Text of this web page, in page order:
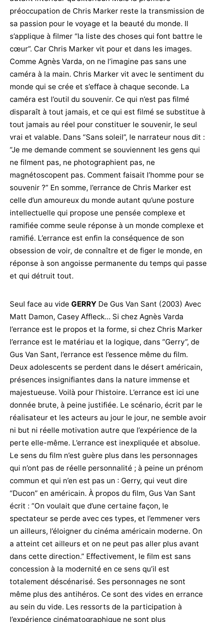
préoccupation de Chris Marker reste la transmission de
sa passion pour le voyage et la beauté du monde. Il
s’applique à filmer “la liste des choses qui font battre le
cœur”. Car Chris Marker vit pour et dans les images.
Comme Agnès Varda, on ne l’imagine pas sans une
caméra à la main. Chris Marker vit avec le sentiment du
monde qui se crée et s’efface à chaque seconde. La
caméra est l’outil du souvenir. Ce qui n’est pas filmé
disparaît à tout jamais, et ce qui est filmé se substitue à
tout jamais au réel pour constituer le souvenir, le seul
vrai et valable. Dans “Sans soleil”, le narrateur nous dit :
“Je me demande comment se souviennent les gens qui
ne filment pas, ne photographient pas, ne
magnétoscopent pas. Comment faisait l’homme pour se
souvenir ?” En somme, l’errance de Chris Marker est
celle d’un amoureux du monde autant qu’une posture
intellectuelle qui propose une pensée complexe et
ramifiée comme seule réponse à un monde complexe et
ramifié. L’errance est enfin la conséquence de son
obsession de voir, de connaître et de figer le monde, en
réponse à son angoisse permanente du temps qui passe
et qui détruit tout.
Seul face au vide GERRY De Gus Van Sant (2003) Avec
Matt Damon, Casey Affleck… Si chez Agnès Varda
l’errance est le propos et la forme, si chez Chris Marker
l’errance est le matériau et la logique, dans “Gerry”, de
Gus Van Sant, l’errance est l’essence même du film.
Deux adolescents se perdent dans le désert américain,
présences insignifiantes dans la nature immense et
majestueuse. Voilà pour l’histoire. L’errance est ici une
donnée brute, à peine justifiée. Le scénario, écrit par le
réalisateur et les acteurs au jour le jour, ne semble avoir
ni but ni réelle motivation autre que l’expérience de la
perte elle-même. L’errance est inexpliquée et absolue.
Le sens du film n’est guère plus dans les personnages
qui n’ont pas de réelle personnalité ; à peine un prénom
commun et qui n’en est pas un : Gerry, qui veut dire
“Ducon” en américain. À propos du film, Gus Van Sant
écrit : “On voulait que d’une certaine façon, le
spectateur se perde avec ces types, et l’emmener vers
un ailleurs, l’éloigner du cinéma américain moderne. On
a atteint cet ailleurs et on ne peut pas aller plus avant
dans cette direction.” Effectivement, le film est sans
concession à la modernité en ce sens qu’il est
totalement déscénarisé. Ses personnages ne sont
même plus des antihéros. Ce sont des vides en errance
au sein du vide. Les ressorts de la participation à
l’expérience cinématographique ne sont plus